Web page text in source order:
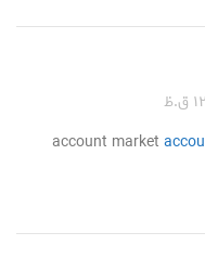
account market